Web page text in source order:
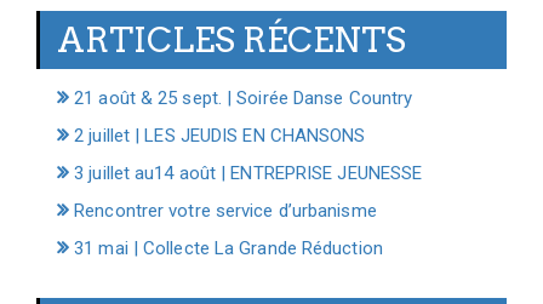
ARTICLES RÉCENTS
21 août & 25 sept. | Soirée Danse Country
2 juillet | LES JEUDIS EN CHANSONS
3 juillet au14 août | ENTREPRISE JEUNESSE
Rencontrer votre service d’urbanisme
31 mai | Collecte La Grande Réduction